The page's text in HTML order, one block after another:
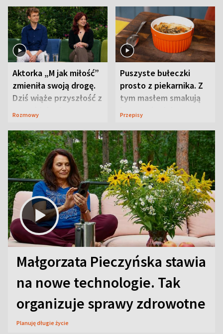
Aktorka „M jak miłość”
zmieniła swoją drogę.
Dziś wiąże przyszłość z
neurobiologią
Rozmowy
Puszyste bułeczki
prosto z piekarnika. Z
tym masłem smakują
jeszcze lepiej
Przepisy
Małgorzata Pieczyńska stawia
na nowe technologie. Tak
organizuje sprawy zdrowotne
Planuję długie życie